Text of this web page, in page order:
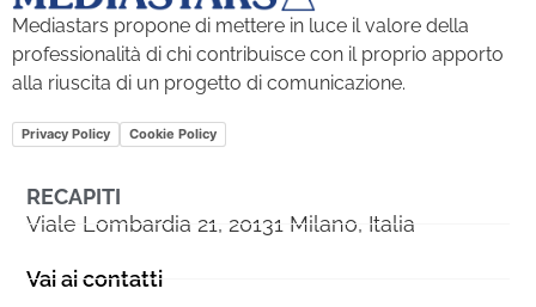
Mediastars propone di mettere in luce il valore della
professionalità di chi contribuisce con il proprio apporto
alla riuscita di un progetto di comunicazione.
Privacy Policy Cookie Policy
RECAPITI
Viale Lombardia 21, 20131 Milano, Italia
Vai ai contatti